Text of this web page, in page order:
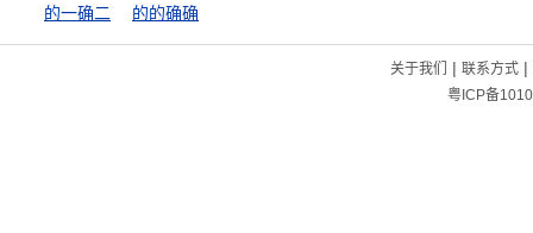
的一确二
的的确确
关于我们 | 联系方式|
粤ICP备